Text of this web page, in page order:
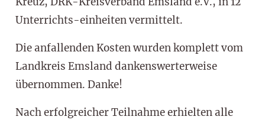
Unterrichts-einheiten vermittelt.
Die anfallenden Kosten wurden komplett vom
Landkreis Emsland dankenswerterweise
übernommen. Danke!
Nach erfolgreicher Teilnahme erhielten alle